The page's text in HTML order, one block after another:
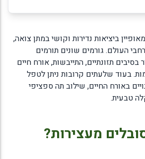
ביציאות נדירות וקושי במתן צואה,
העולם. גורמים שונים תורמים
בסיבים תזונתיים, התייבשות, אורח חיים
בעוד שלעתים קרובות ניתן לטפל
באורח החיים, שילוב תה ספציפי
טבעית.
מעצירות?